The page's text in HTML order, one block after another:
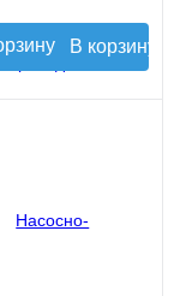
В корзину